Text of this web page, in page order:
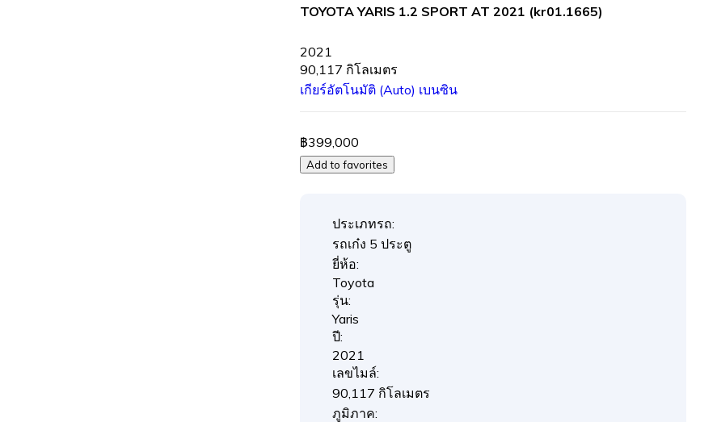
TOYOTA YARIS 1.2 SPORT AT 2021 (kr01.1665)
2021
90,117 กิโลเมตร
เกียร์อัตโนมัติ (Auto) เบนซิน
฿399,000
Add to favorites
ประเภทรถ:
รถเก๋ง 5 ประตู
ยี่ห้อ:
Toyota
รุ่น:
Yaris
ปี:
2021
เลขไมล์:
90,117 กิโลเมตร
ภูมิภาค: